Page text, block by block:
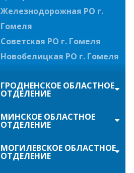
Железнодорожная РО г.
Гомеля
Советская РО г. Гомеля
Новобелицкая РО г. Гомеля
ГРОДНЕНСКОЕ ОБЛАСТНОЕ
ОТДЕЛЕНИЕ
МИНСКОЕ ОБЛАСТНОЕ
ОТДЕЛЕНИЕ
МОГИЛЕВСКОЕ ОБЛАСТНОЕ
ОТДЕЛЕНИЕ